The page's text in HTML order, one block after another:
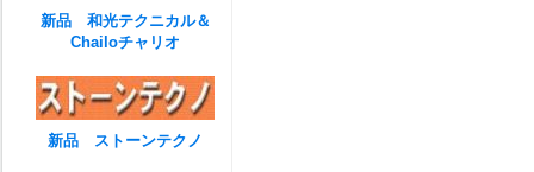
新品 和光テクニカル＆
Chailoチャリオ
新品 ストーンテクノ